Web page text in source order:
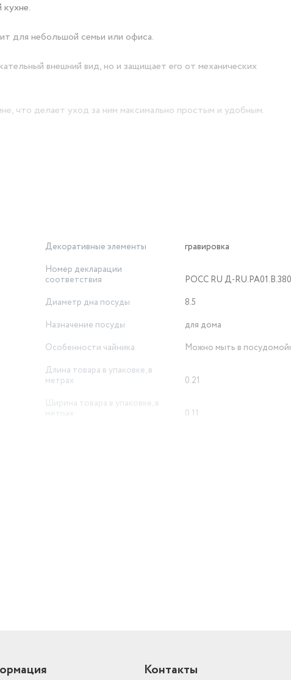
для небольшой семьи или офиса.
внешний вид, но и защищает его от механических
что делает уход за ним максимально простым и удобным.
и щелочами, тем самым сохраняется вкус пищи, в неё не
Декоративные элементы
гравировка
Номер декларации
соответствия
РОСС RU Д-
Диаметр дна посуды
8.5
Назначение посуды
для дома
Особенности чайника
Можно мыть в
Длина товара в упаковке, в
метрах
0.21
Ширина товара в упаковке, в
0.11
Контакты